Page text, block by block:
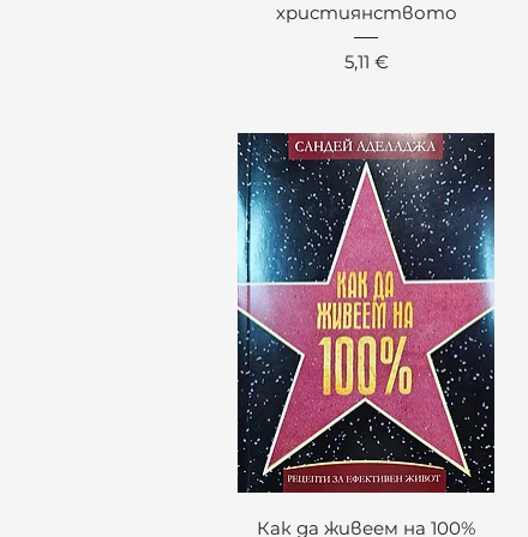
християнството
Цена
5,11 €
Бърз преглед
Как да живеем на 100%